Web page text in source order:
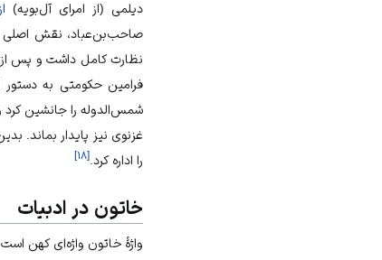
دیلمی (از امرای آل‌بویه)
صاحب‌بن‌عباد، نقش اصلی
نظارت کامل داشت و پس از مرگ فخرالدوله (۳۸۷ق) با لقب
فرامین حکومتی به
شمس‌الدوله را جانشین کرد
غزنوی نیز پایدار بماند.
را اداره کرد.[۱۸]
خاتون در ادبیات
واژهٔ خاتون واژه‌ای کهن است